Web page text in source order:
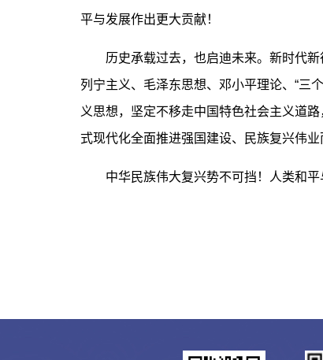
平与发展作出更大贡献！
历史承载过去，也启迪未来。新时代新
列宁主义、毛泽东思想、邓小平理论、“三
义思想，坚定不移走中国特色社会主义道
式现代化全面推进强国建设、民族复兴伟业
中华民族伟大复兴势不可挡！人类和平